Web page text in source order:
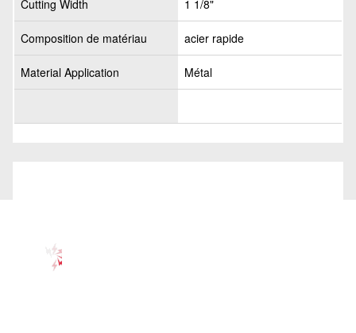
Cutting Width 1 1/8"
Composition de matériau acier rapide
Material Application Métal